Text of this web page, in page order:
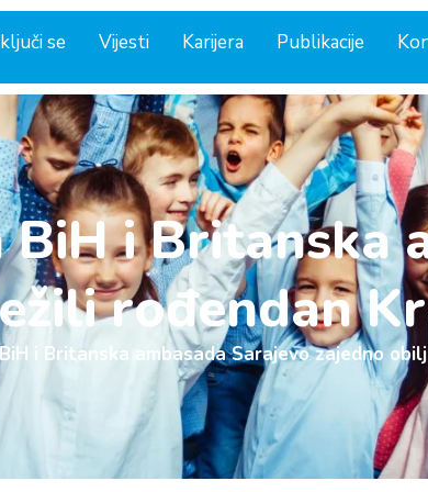
se Vijesti Karijera Publikacije
BiH i Britanska
rođendan
i Britanska ambasada Sarajevo zajedno